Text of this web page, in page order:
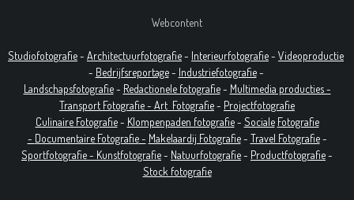
Webcontent
Studiofotografie- Architectuurfotografie- Interieurfotografie- Videoproductie
- Bedrijfsreportage- Industriefotografie-
Landschapsfotografie- Redactionele fotografie- Multimedia producties -
Transport Fotografie - Art Fotografie- Projectfotografie
Culinaire Fotografie- Klompenpaden fotografie- Sociale Fotografie
- Documentaire Fotografie- Makelaardij Fotografie- Travel Fotografie-
Sportfotografie - Kunstfotografie- Natuurfotografie- Productfotografie-
Stock fotografie